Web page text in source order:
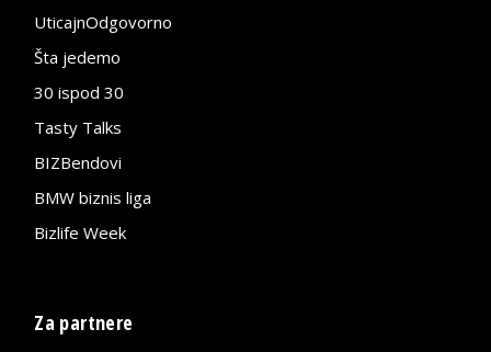
UticajnOdgovorno
Šta jedemo
30 ispod 30
Tasty Talks
BIZBendovi
BMW biznis liga
Bizlife Week
Za partnere